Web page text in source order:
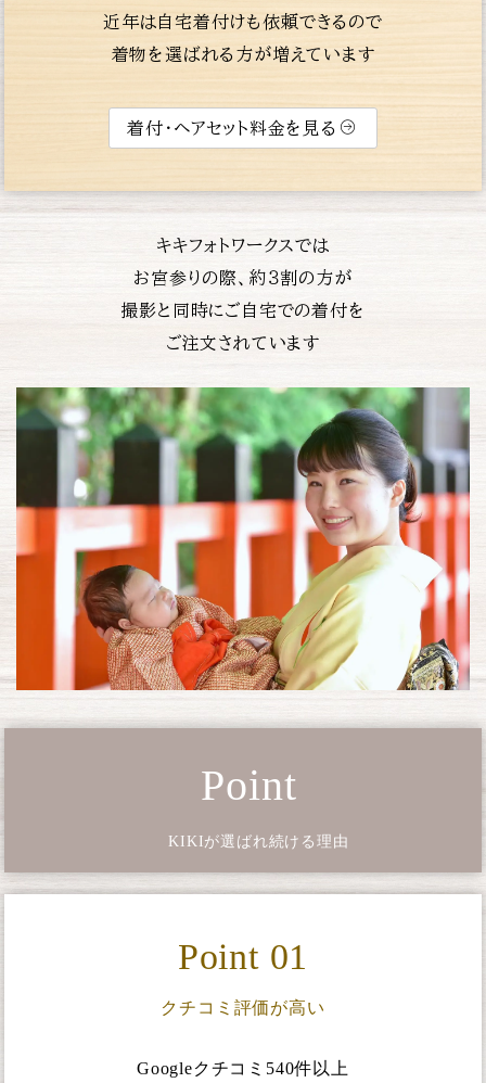
近年は自宅着付けも依頼できるので
着物を選ばれる方が増えています
着付・ヘアセット料金を見る
キキフォトワークスでは
お宮参りの際、約３割の方が
撮影と同時にご自宅での着付を
ご注文されています
Point
KIKIが選ばれ続ける理由
Point 01
クチコミ評価が高い
Googleクチコミ540件以上